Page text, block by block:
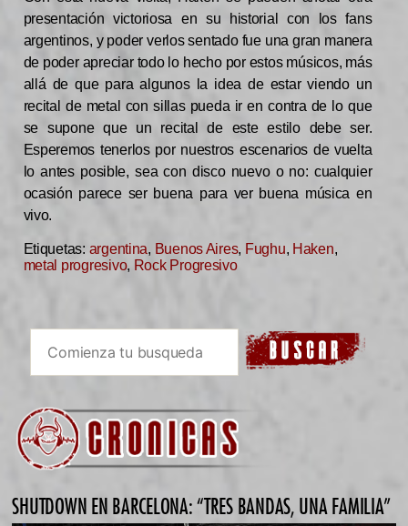
presentación victoriosa en su historial con los fans
argentinos, y poder verlos sentado fue una gran manera
de poder apreciar todo lo hecho por estos músicos, más
allá de que para algunos la idea de estar viendo un
recital de metal con sillas pueda ir en contra de lo que
se supone que un recital de este estilo debe ser.
Esperemos tenerlos por nuestros escenarios de vuelta
lo antes posible, sea con disco nuevo o no: cualquier
ocasión parece ser buena para ver buena música en
vivo.
Etiquetas: argentina, Buenos Aires, Fughu, Haken,
metal progresivo, Rock Progresivo
SHUTDOWN EN BARCELONA: “TRES BANDAS, UNA FAMILIA”